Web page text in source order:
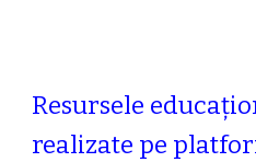
realizate pe